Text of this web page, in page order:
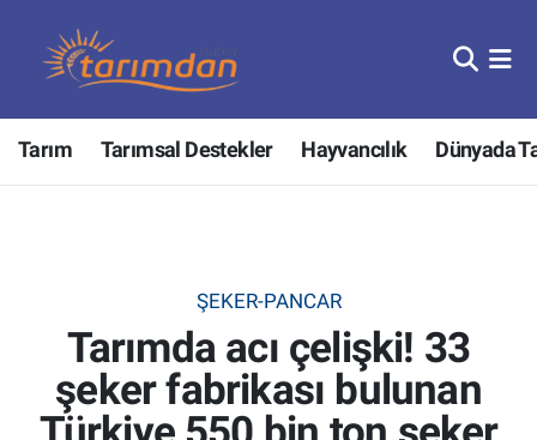
Tarım Tarımsal Destekler Hayvancılık Dünyada
ŞEKER-PANCAR
Tarımda acı çelişki! 33
şeker fabrikası bulunan
Tarım
Hayvancılık
Tarımsal Destekler
Tarım Bakanlığı
Nöbetçi Eczaneler
Hava Durumu
Tüm Manşetler
Son Dakika Haberleri